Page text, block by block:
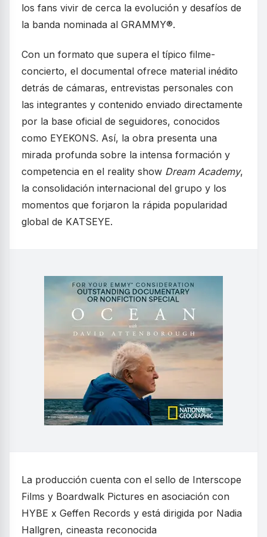
los fans vivir de cerca la evolución y desafíos de
la banda nominada al GRAMMY®.
Con un formato que supera el típico filme-
concierto, el documental ofrece material inédito
detrás de cámaras, entrevistas personales con
las integrantes y contenido enviado directamente
por la base oficial de seguidores, conocidos
como EYEKONS. Así, la obra presenta una
mirada profunda sobre la intensa formación y
competencia en el reality show Dream Academy,
la consolidación internacional del grupo y los
momentos que forjaron la rápida popularidad
global de KATSEYE.
La producción cuenta con el sello de Interscope
Films y Boardwalk Pictures en asociación con
HYBE x Geffen Records y está dirigida por Nadia
Hallgren, cineasta reconocida